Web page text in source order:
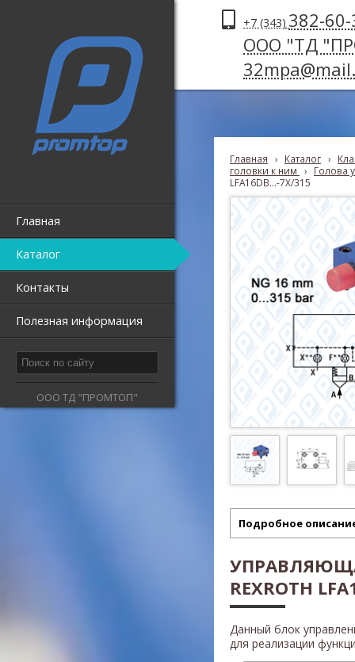
Главная
Каталог
Контакты
Полезная информация
ООО ТД "ПРОМТОП"
+7 (343) 382-
ООО "ТД
Главная › Каталог ›
головки к ним
›
Голова
LFA16DB...-7X/315
Подробное
REXROTH
Данный блок
для реализации